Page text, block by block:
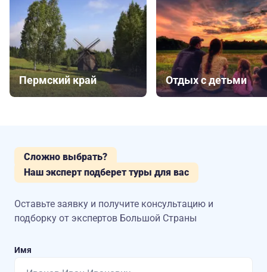
Пермский край Отдых с детьми
Сложно выбрать?
Наш эксперт подберет туры для вас
Оставьте заявку и получите консультацию и
подборку от экспертов Большой Страны
Имя